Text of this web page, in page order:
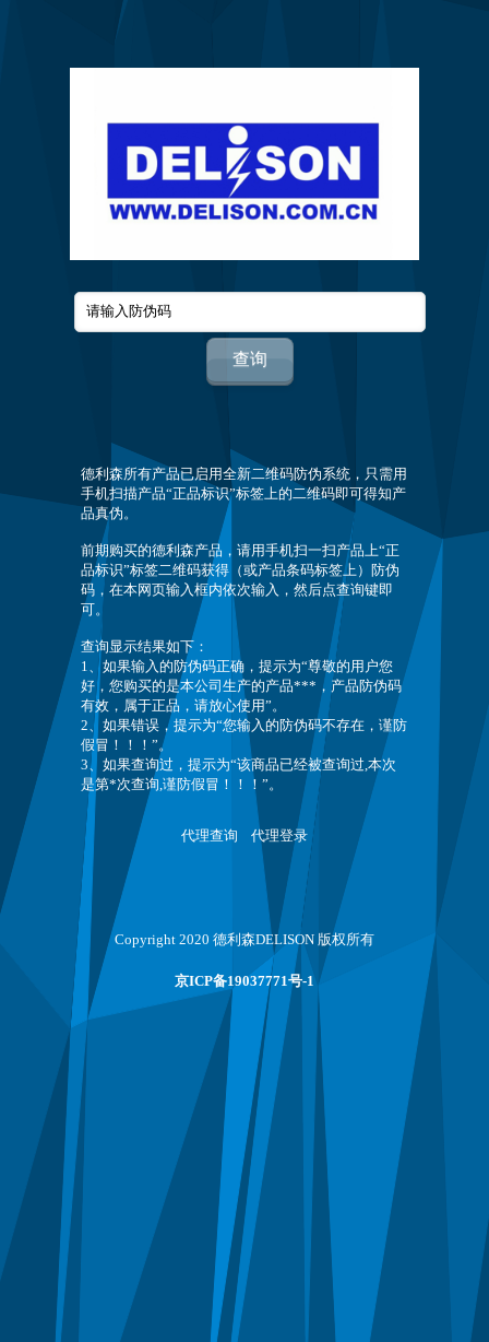
德利森所有产品已启用全新二维码防伪系统，只需用
手机扫描产品“正品标识”标签上的二维码即可得知产
品真伪。
前期购买的德利森产品，请用手机扫一扫产品上“正
品标识”标签二维码获得（或产品条码标签上）防伪
码，在本网页输入框内依次输入，然后点查询键即
可。
查询显示结果如下：
1、如果输入的防伪码正确，提示为“尊敬的用户您
好，您购买的是本公司生产的产品***，产品防伪码
有效，属于正品，请放心使用”。
2、如果错误，提示为“您输入的防伪码不存在，谨防
假冒！！！”。
3、如果查询过，提示为“该商品已经被查询过,本次
是第*次查询,谨防假冒！！！”。
代理查询 代理登录
Copyright 2020 德利森DELISON 版权所有
京ICP备19037771号-1